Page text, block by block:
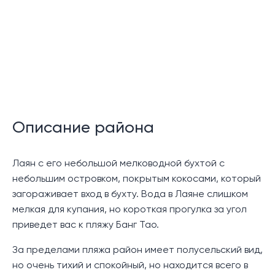
поместье Лаян, предлагает уникальную
обширными садами, всего в десяти минутах ходьбы
от пляжа.
Вилла обеспечивает спокойную и уединенную
обстановку с четырьмя большими спальнями с
ванными комнатами, кабинетом, семейной и игровой
комнатами, а также помещениями для прислуги, что
делает ее идеально подходящей для большой
Описание района
Лаян с его небольшой мелководной бухтой с
небольшим островком, покрытым кокосами, который
загораживает вход в бухту. Вода в Лаяне слишком
мелкая для купания, но короткая прогулка за угол
приведет вас к пляжу Банг Тао.
За пределами пляжа район имеет полусельский вид,
но очень тихий и спокойный, но находится всего в